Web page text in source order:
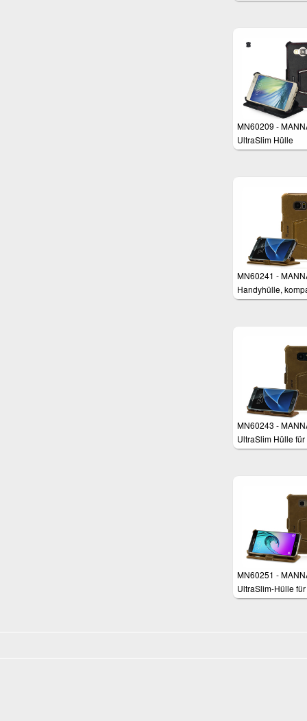
Samsung Galaxy
MN60209 -
UltraSlim Hülle
Samsung Galaxy
MN60241 -
Handyhülle,
mit Samsung
Cover für
MN60243 -
UltraSlim Hülle für
Samsung Galaxy
MN60251 -
UltraSlim-Hülle für
Samsung Galaxy